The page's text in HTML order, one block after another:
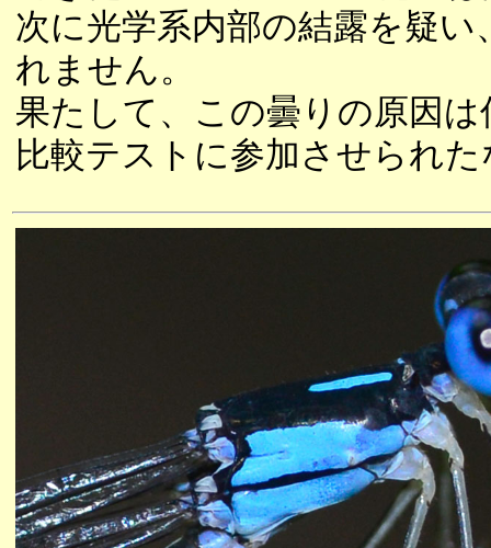
次に光学系内部の結露を疑
れません。
果たして、この曇りの原因
比較テストに参加させられ